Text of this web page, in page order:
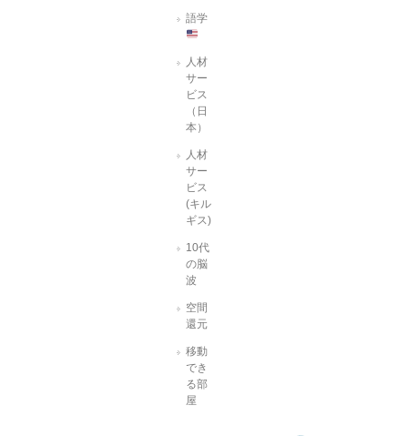
語学
人材
サー
ビス
（日
本）
人材
サー
ビス
(キル
ギス)
10代
の脳
波
空間
還元
移動
でき
る部
屋